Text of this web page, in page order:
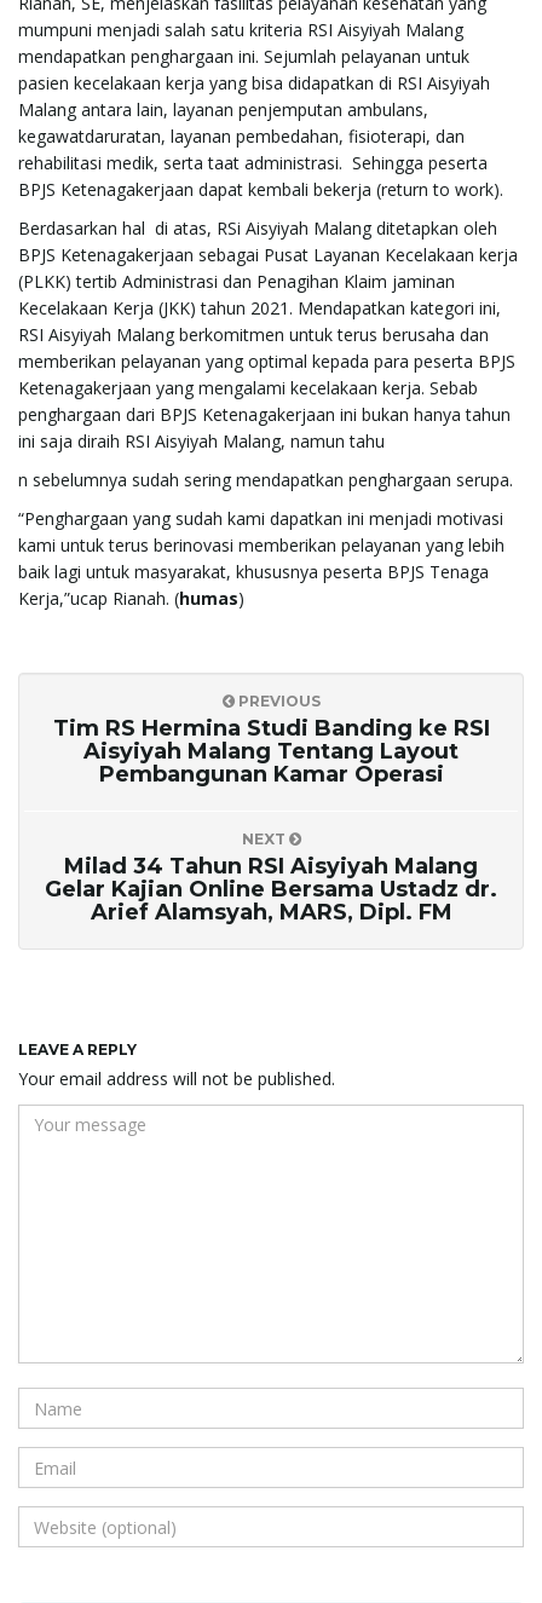
t
i
o
mumpuni menjadi salah satu kriteria RSI Aisyiyah Malang
mendapatkan penghargaan ini. Sejumlah pelayanan untuk
pasien kecelakaan kerja yang bisa didapatkan di RSI Aisyiyah
Malang antara lain, layanan penjemputan ambulans,
kegawatdaruratan, layanan pembedahan, fisioterapi, dan
rehabilitasi medik, serta taat administrasi. Sehingga peserta
BPJS Ketenagakerjaan dapat kembali bekerja (return to work).
Berdasarkan hal di atas, RSi Aisyiyah Malang ditetapkan oleh
BPJS Ketenagakerjaan sebagai Pusat Layanan Kecelakaan kerja
(PLKK) tertib Administrasi dan Penagihan Klaim jaminan
Kecelakaan Kerja (JKK) tahun 2021. Mendapatkan kategori ini,
RSI Aisyiyah Malang berkomitmen untuk terus berusaha dan
memberikan pelayanan yang optimal kepada para peserta BPJS
Ketenagakerjaan yang mengalami kecelakaan kerja. Sebab
penghargaan dari BPJS Ketenagakerjaan ini bukan hanya tahun
ini saja diraih RSI Aisyiyah Malang, namun tahu
n sebelumnya sudah sering mendapatkan penghargaan serupa.
“Penghargaan yang sudah kami dapatkan ini menjadi motivasi
kami untuk terus berinovasi memberikan pelayanan yang lebih
baik lagi untuk masyarakat, khususnya peserta BPJS Tenaga
Kerja,”ucap Rianah. (humas)
PREVIOUS
Tim RS Hermina Studi Banding ke RSI
Aisyiyah Malang Tentang Layout
Pembangunan Kamar Operasi
NEXT
Milad 34 Tahun RSI Aisyiyah Malang
Gelar Kajian Online Bersama Ustadz dr.
Arief Alamsyah, MARS, Dipl. FM
LEAVE A REPLY
Your email address will not be published.